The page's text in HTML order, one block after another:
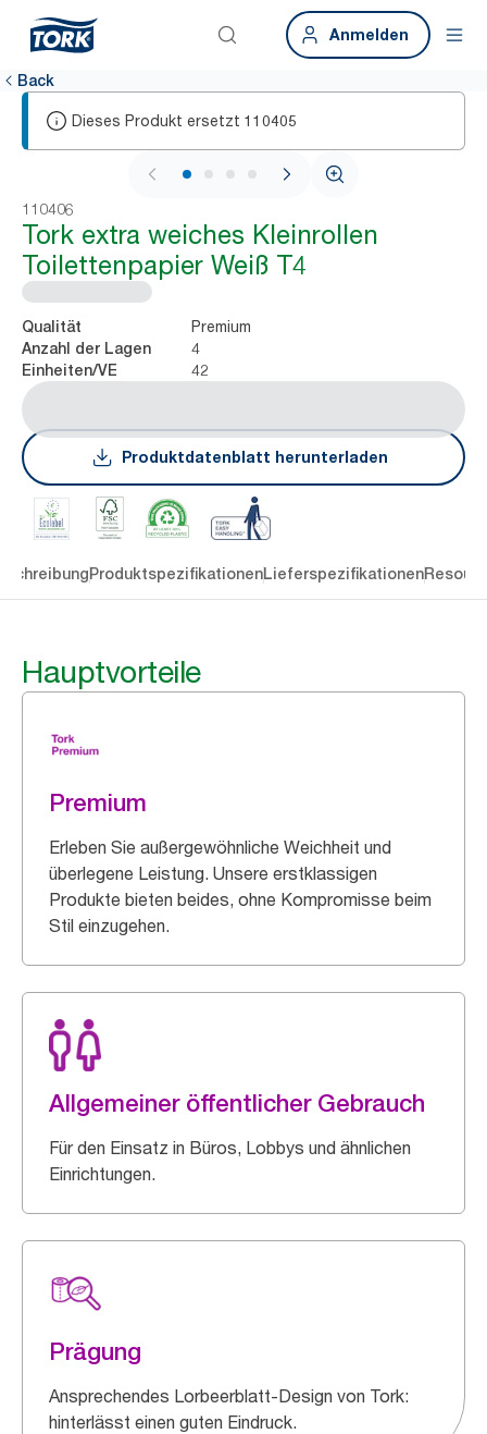
Anmelden
Back
Dieses Produkt ersetzt 110405
1 / 4
110406
Tork extra weiches Kleinrollen
Toilettenpapier Weiß T4
Qualität Premium
Anzahl der Lagen 4
Einheiten/VE 42
Produktdatenblatt herunterladen
ProduktspezifikationenLieferspezifikationen
Hauptvorteile
Premium
Erleben Sie außergewöhnliche Weichheit und
überlegene Leistung. Unsere erstklassigen
Produkte bieten beides, ohne Kompromisse beim
Stil einzugehen.
Allgemeiner öffentlicher Gebrauch
Für den Einsatz in Büros, Lobbys und ähnlichen
Einrichtungen.
Prägung
Ansprechendes Lorbeerblatt-Design von Tork:
hinterlässt einen guten Eindruck.